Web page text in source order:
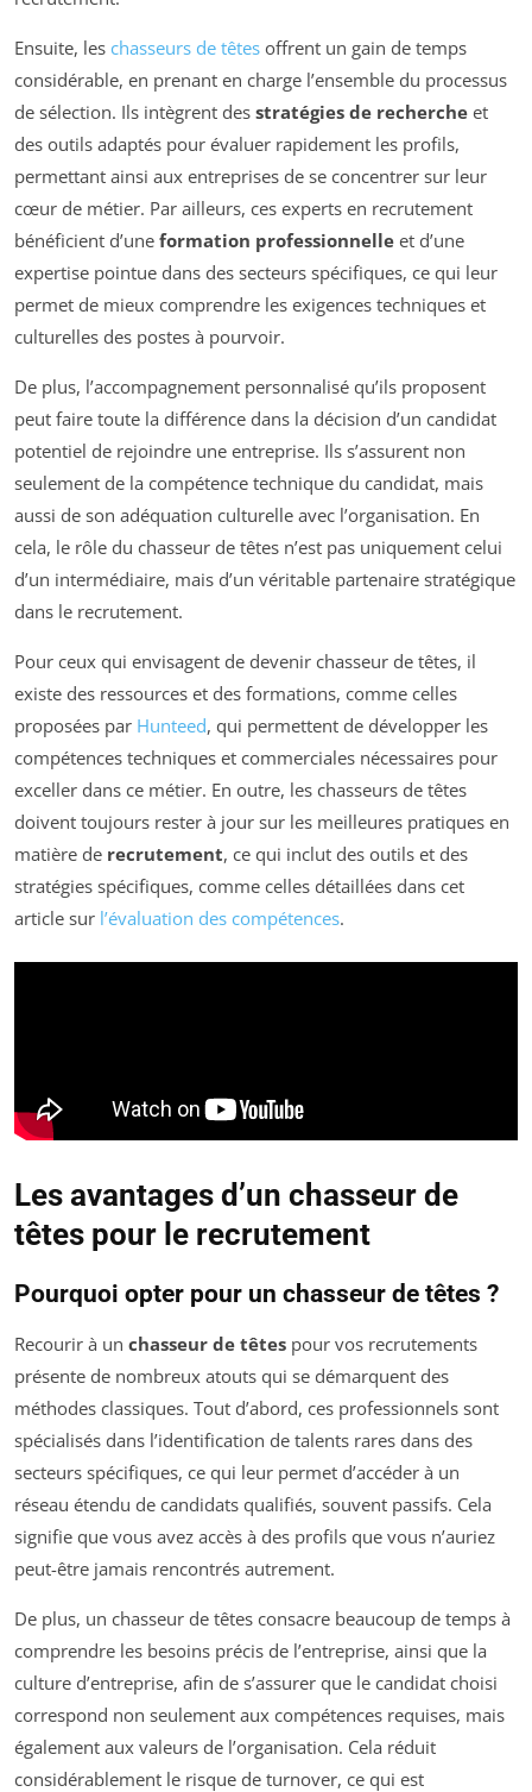
Ensuite, les chasseurs de têtes offrent un gain de temps
considérable, en prenant en charge l’ensemble du processus
de sélection. Ils intègrent des stratégies de recherche et
des outils adaptés pour évaluer rapidement les profils,
permettant ainsi aux entreprises de se concentrer sur leur
cœur de métier. Par ailleurs, ces experts en recrutement
bénéficient d’une formation professionnelle et d’une
expertise pointue dans des secteurs spécifiques, ce qui leur
permet de mieux comprendre les exigences techniques et
culturelles des postes à pourvoir.
De plus, l’accompagnement personnalisé qu’ils proposent
peut faire toute la différence dans la décision d’un candidat
potentiel de rejoindre une entreprise. Ils s’assurent non
seulement de la compétence technique du candidat, mais
aussi de son adéquation culturelle avec l’organisation. En
cela, le rôle du chasseur de têtes n’est pas uniquement celui
d’un intermédiaire, mais d’un véritable partenaire stratégique
dans le recrutement.
Pour ceux qui envisagent de devenir chasseur de têtes, il
existe des ressources et des formations, comme celles
proposées par Hunteed, qui permettent de développer les
compétences techniques et commerciales nécessaires pour
exceller dans ce métier. En outre, les chasseurs de têtes
doivent toujours rester à jour sur les meilleures pratiques en
matière de recrutement, ce qui inclut des outils et des
stratégies spécifiques, comme celles détaillées dans cet
article sur l’évaluation des compétences.
Les avantages d’un chasseur de
têtes pour le recrutement
Pourquoi opter pour un chasseur de têtes ?
Recourir à un chasseur de têtes pour vos recrutements
présente de nombreux atouts qui se démarquent des
méthodes classiques. Tout d’abord, ces professionnels sont
spécialisés dans l’identification de talents rares dans des
secteurs spécifiques, ce qui leur permet d’accéder à un
réseau étendu de candidats qualifiés, souvent passifs. Cela
signifie que vous avez accès à des profils que vous n’auriez
peut-être jamais rencontrés autrement.
De plus, un chasseur de têtes consacre beaucoup de temps à
comprendre les besoins précis de l’entreprise, ainsi que la
culture d’entreprise, afin de s’assurer que le candidat choisi
correspond non seulement aux compétences requises, mais
également aux valeurs de l’organisation. Cela réduit
considérablement le risque de turnover, ce qui est